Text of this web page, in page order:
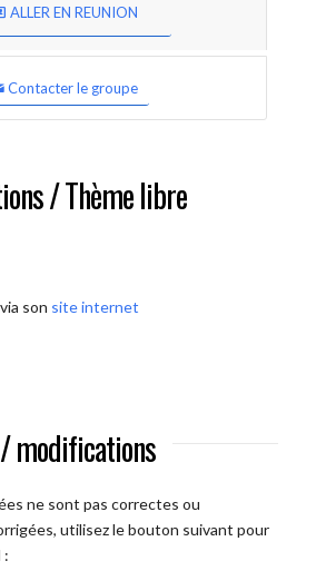
ALLER EN REUNION
Contacter le groupe
/ Thème libre
son site internet
modifications
ne sont pas correctes ou
utilisez le bouton suivant pour
: